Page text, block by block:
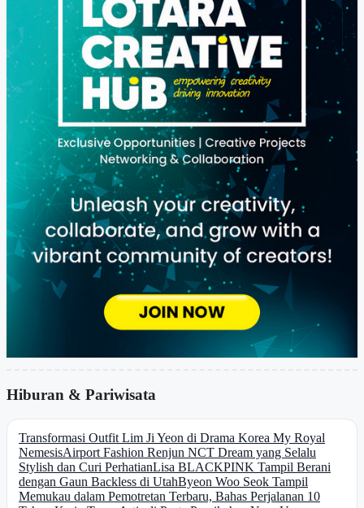
Hiburan & Pariwisata
Transformasi Outfit Lim Ji Yeon di Drama Korea My Royal
NemesisAirport Fashion Renjun NCT Dream yang Selalu
Stylish dan Curi PerhatianLisa BLACKPINK Tampil Berani
dengan Gaun Backless di UtahByeon Woo Seok Tampil
Memukau dalam Pemotretan Terbaru, Bahas Perjalanan 10